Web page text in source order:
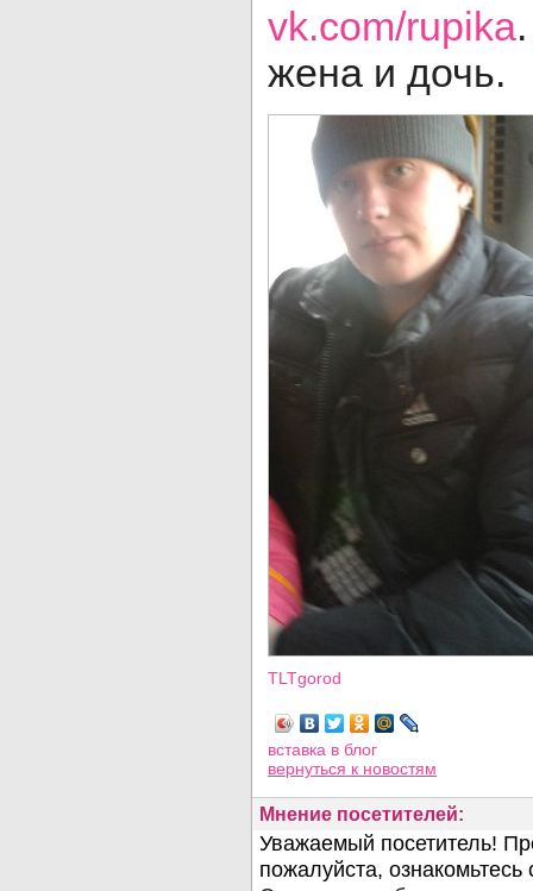
vk.com/rupika
жена и дочь.
TLTgorod
вставка в блог
вернуться к новостям
Мнение посетителей: